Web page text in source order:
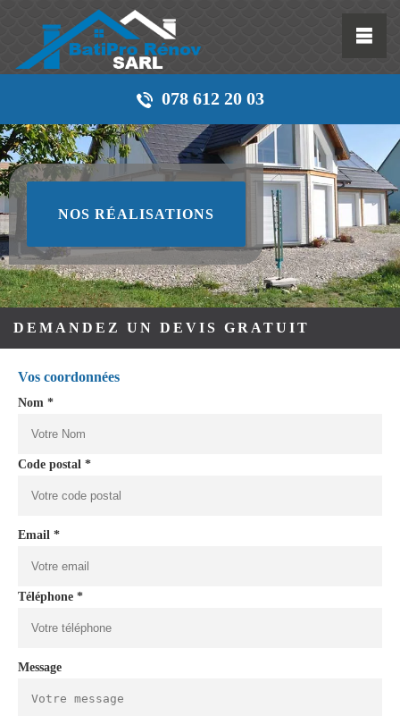
078 612 20 03
NOS RÉALISATIONS
DEMANDEZ UN DEVIS GRATUIT
Vos coordonnées
Nom *
Code postal *
Email *
Téléphone *
Message